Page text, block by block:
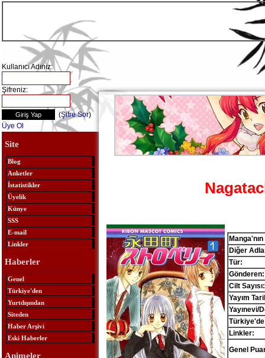
Kullanıcı Adınız:
Şifreniz:
(Şifre Sor)
Üye Ol
Site
Blog
Anketler
İstatistikler
Üyelik
Künye
SSS
E-mail
Linkler
Haberler
Genel
Türkiye'den
Yurtdışından
Siteden
Haber Arşivi
Eski Haberler
Animeler
Manga'nın
Diğer
Tür:
Gönderen:
Cilt Sayısı:
Yayım
Yayınevi/
Linkler:
Genel